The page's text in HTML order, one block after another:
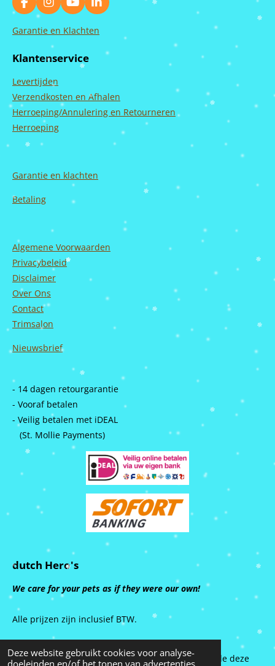
Deze website gebruikt cookies voor analyse-
doeleinden en/of het tonen van advertenties.
F
a
c
o
k
I
n
s
a
g
a
m
Y
o
u
u
b
L
i
n
Garantie en Klachten
Klantenservice
Levertijden
Verzendkosten en Afhalen
Herroeping/Annulering en Retourneren
Herroeping
Garantie en klachten
Betaling
Algemene Voorwaarden
Privacybeleid
Disclaimer
Over Ons
Contact
Trimsalon
Nieuwsbrief
- 14 dagen retourgarantie
- Vooraf betalen
- Veilig betalen met iDEAL
(St. Mollie Payments)
dutch Hero's
We care for your pets as if they were our own!
Alle prijzen zijn inclusief BTW.
Alle rechten van intellectuele eigendom betreffende deze